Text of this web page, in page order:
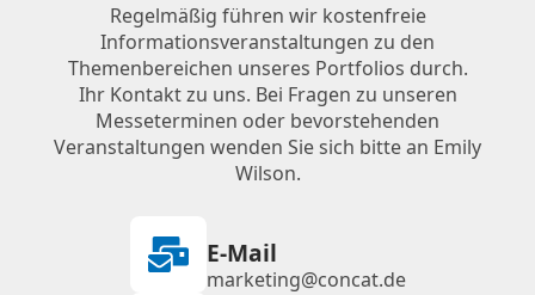
Regelmäßig führen wir kostenfreie
Informationsveranstaltungen zu den
Themenbereichen unseres Portfolios durch.
Ihr Kontakt zu uns. Bei Fragen zu unseren
Messeterminen oder bevorstehenden
Veranstaltungen wenden Sie sich bitte an Emily
Wilson.
E-Mail
marketing@concat.de